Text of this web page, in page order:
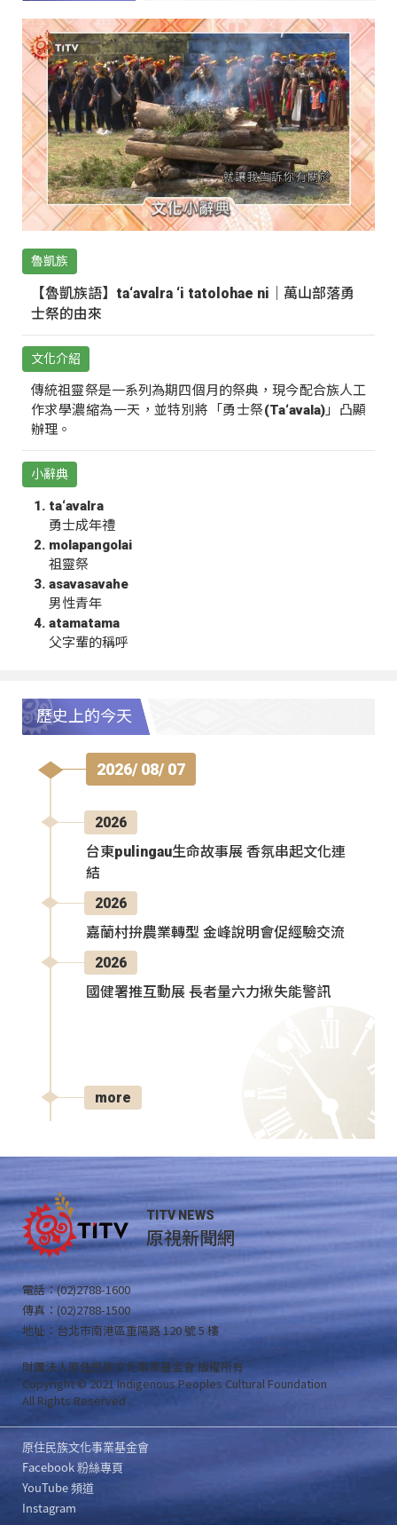
魯凱族
【魯凱族語】ta‘avalra ‘i tatolohae ni｜萬山部落勇
士祭的由來
文化介紹
傳統祖靈祭是一系列為期四個月的祭典，現今配合族人工
作求學濃縮為一天，並特別將「勇士祭(Ta‘avala)」凸顯
辦理。
小辭典
ta‘avalra
勇士成年禮
molapangolai
祖靈祭
asavasavahe
男性青年
atamatama
父字輩的稱呼
歷史上的今天
2026/ 08/ 07
2026
台東pulingau生命故事展 香氛串起文化連
結
2026
嘉蘭村拚農業轉型 金峰說明會促經驗交流
2026
國健署推互動展 長者量六力揪失能警訊
more
TITV NEWS
原視新聞網
電話：(02)2788-1600
傳真：(02)2788-1500
地址：台北市南港區重陽路 120 號 5 樓
財團法人原住民族文化事業基金會 版權所有
Copyright © 2021 Indigenous Peoples Cultural Foundation
All Rights Reserved .
原住民族文化事業基金會
Facebook 粉絲專頁
YouTube 頻道
Instagram